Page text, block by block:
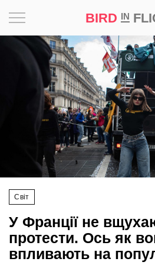
BIRD IN
Світ
У Франції не
протести. Ось як
впливають на